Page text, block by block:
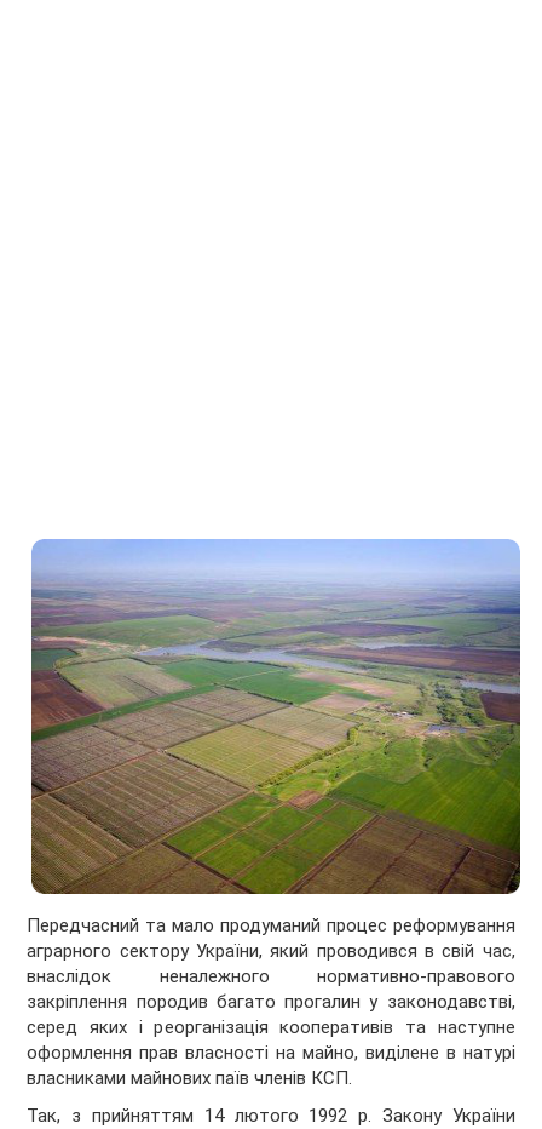
Передчасний та мало продуманий процес реформування
аграрного сектору України, який проводився в свій час,
внаслідок неналежного нормативно-правового
закріплення породив багато прогалин у законодавстві,
серед яких і реорганізація кооперативів та наступне
оформлення прав власності на майно, виділене в натурі
власниками майнових паїв членів КСП.
Так, з прийняттям 14 лютого 1992 р. Закону України